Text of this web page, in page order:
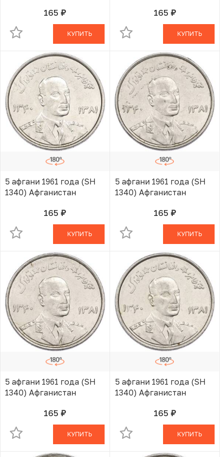
165 руб.В КОРЗИНЕ
КУПИТЬ
165 руб.В КОРЗИНЕ
КУПИТЬ
5 афгани 1961 года (SH
1340) Афганистан
165 руб.В КОРЗИНЕ
КУПИТЬ
5 афгани 1961 года (SH
1340) Афганистан
165 руб.В КОРЗИНЕ
КУПИТЬ
5 афгани 1961 года (SH
1340) Афганистан
165 руб.В КОРЗИНЕ
КУПИТЬ
5 афгани 1961 года (SH
1340) Афганистан
165 руб.В КОРЗИНЕ
КУПИТЬ